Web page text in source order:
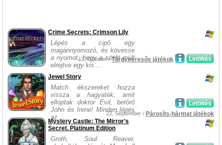
Crime Secrets: Crimson Lily
Lépés a cipő egy
magánnyomozó, és kövesse
a nyomot, hogy a sötét múlt
elrejtve egy kis ...
Letöltés
13, October /Tárgykeresős játékok
Jewel Story
Match ékszereket hozza
vissza a hagyaték, amit
elloptak doktor Evil, betörő
John és Irene! Minden lépés
az ...
Letöltés
22, September / Párosíts-hármat játékok
Mystery Castle: The Mirror's
Secret. Platinum Edition
Groth, Soul Reaver,